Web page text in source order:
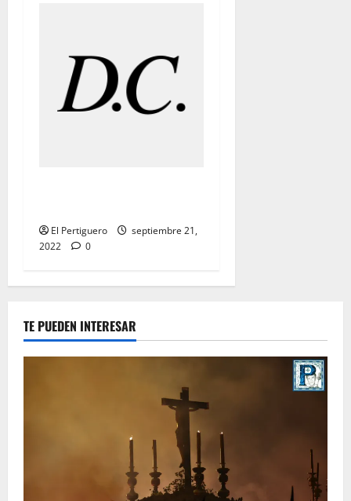
El Pertiguero
septiembre 21,
2022
0
TE PUEDEN INTERESAR